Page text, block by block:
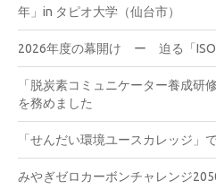
年」in タピオ大学（仙台市）
2026年度の幕開け ー 迫る「
「脱炭素コミュニケーター養成研
を務めました
「せんだい環境ユースカレッジ」
みやぎゼロカーボンチャレンジ